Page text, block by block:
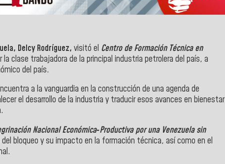
Delcy Rodríguez, visitó el Centro de Formación Técnica en
la clase trabajadora de la principal industria petrolera del país, a
del país.
a la vanguardia en la construcción de una agenda de
el desarrollo de la industria y traducir esos avances en bienestar
Nacional Económica‑Productiva por una Venezuela sin
bloqueo y su impacto en la formación técnica, así como en el